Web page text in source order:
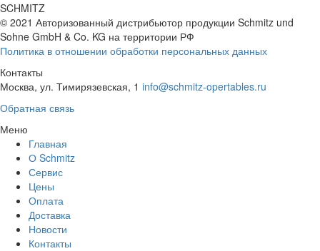
SCHMITZ
© 2021 Авторизованный дистрибьютор продукции Schmitz und
Sohne GmbH & Co. KG на территории РФ
Политика в отношении обработки персональных данных
Контакты
Москва, ул. Тимирязевская, 1 info@schmitz-opertables.ru
Обратная связь
Меню
Главная
О Schmitz
Сервис
Цены
Оплата
Доставка
Новости
Контакты